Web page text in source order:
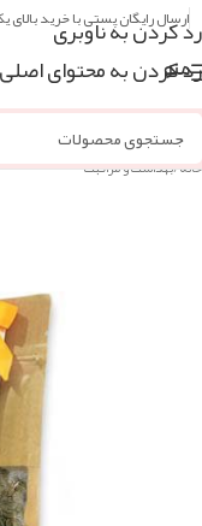
رد کردن به ناوبری
رد کردن به محتوای اصلی
ارسال رایگان پستی با خرید
منو
خانه/بهداشت و مراقبت